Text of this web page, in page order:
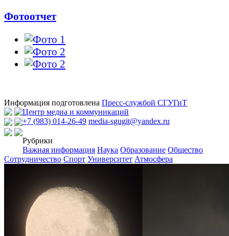
Фотоотчет
Информация подготовлена Пресс-службой СГУГиТ
Центр медиа и коммуникаций
+7 (983) 014-26-49 media-sgugit@yandex.ru
Рубрики
Важная информация Наука Образование Общество
Сотрудничество Спорт Университет Атмосфера